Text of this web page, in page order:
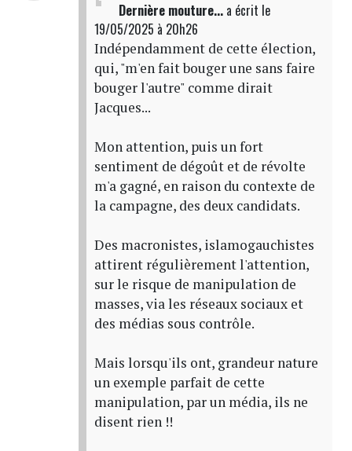
Dernière mouture...a écrit le
19/05/2025 à 20h26
Indépendamment de cette élection,
qui, "m'en fait bouger une sans faire
bouger l'autre" comme dirait
Jacques...
Mon attention, puis un fort
sentiment de dégoût et de révolte
m'a gagné, en raison du contexte de
la campagne, des deux candidats.
Des macronistes, islamogauchistes
attirent régulièrement l'attention,
sur le risque de manipulation de
masses, via les réseaux sociaux et
des médias sous contrôle.
Mais lorsqu'ils ont, grandeur nature
un exemple parfait de cette
manipulation, par un média, ils ne
disent rien !!